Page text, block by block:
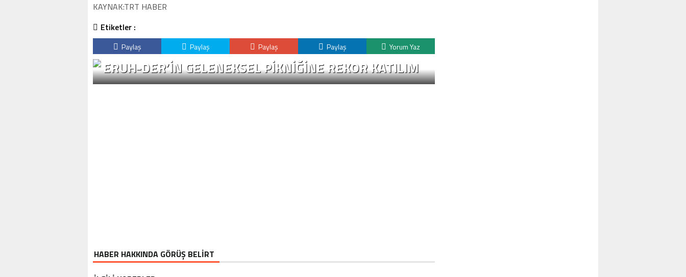
KAYNAK:TRT HABER
Etiketler :
Paylaş Paylaş Paylaş Paylaş Yorum Yaz
ERUH-DER’IN GELENEKSEL PIKNIĞINE REKOR KATILIM
HABER HAKKINDA GÖRÜŞ BELİRT